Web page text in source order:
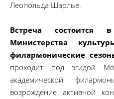
Леопольда Шарлье.
Встреча состоится
Министерства
филармонические
проходит под эгидой
академической
возрождение активной